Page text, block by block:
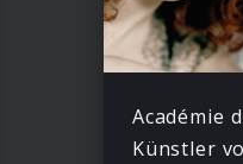
Académie
Künstler